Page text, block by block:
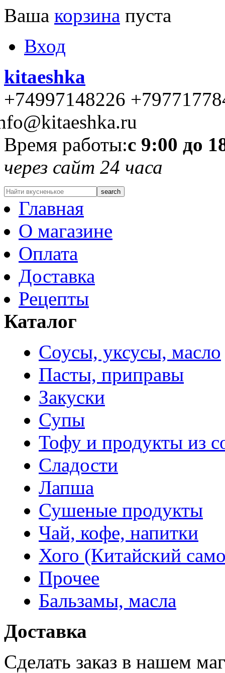
Ваша корзина пуста
Вход
kitaeshka
+74997148226
Время работы:с 9:00 до
через сайт 24 часа
Главная
О магазине
Оплата
Доставка
Рецепты
Каталог
Соусы, уксусы, масло
Пасты, приправы
Закуски
Супы
Тофу и продукты из
Сладости
Лапша
Сушеные продукты
Чай, кофе, напитки
Хого (Китайский
Прочее
Бальзамы, масла
Доставка
Сделать заказ в нашем